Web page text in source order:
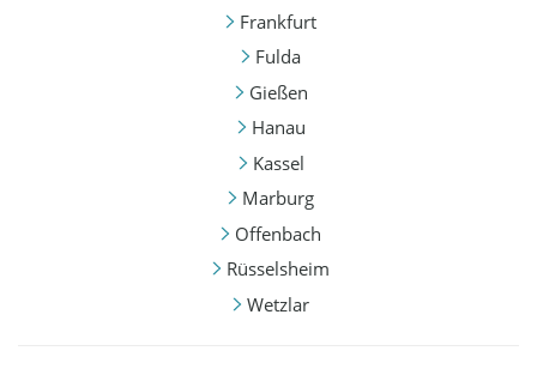
Frankfurt
Fulda
Gießen
Hanau
Kassel
Marburg
Offenbach
Rüsselsheim
Wetzlar